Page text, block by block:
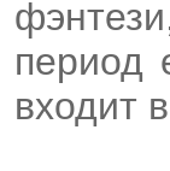
период
входит